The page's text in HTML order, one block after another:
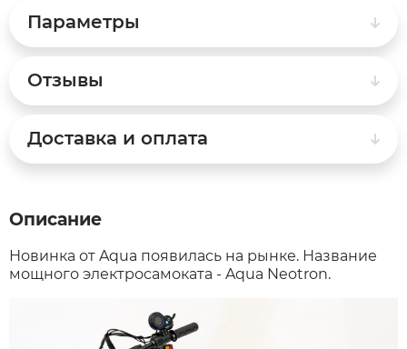
Syccyba
Volteco
Wellness
Параметры
Отзывы
Доставка и оплата
Описание
Новинка от Aqua появилась на рынке. Название
мощного электросамоката - Aqua Neotron.